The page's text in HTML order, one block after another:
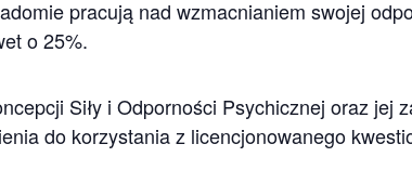
pracują nad wzmacnianiem swojej
o 25%.
Siły i Odporności Psychicznej oraz jej
do korzystania z licencjonowanego